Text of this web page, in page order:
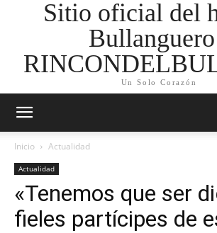
Sitio oficial del
Un Solo Corazón
Inicio Actualidad
Actualidad
«Tenemos que ser
fieles partícipes de